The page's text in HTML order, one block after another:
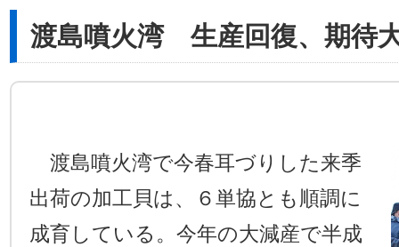
渡島噴火湾 生産回復、期待
渡島噴火湾で今春耳づりした来季
出荷の加工貝は、６単協とも順調に
成育している。今年の大減産で半成